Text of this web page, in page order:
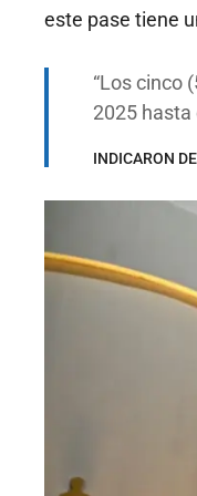
este pase tiene
Los cinco
2025 hasta
INDICARON